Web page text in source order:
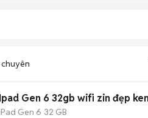
chuyên
Ipad Gen 6 32gb wifi zin đẹp
iPad Gen 6 32 GB